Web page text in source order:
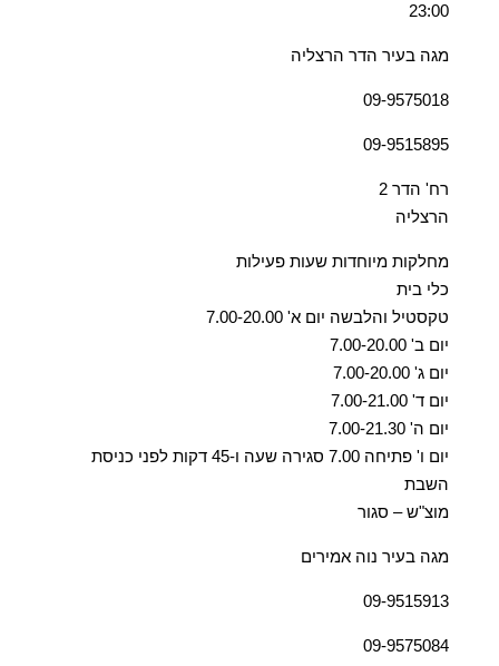
23:00
מגה בעיר הדר הרצליה
09-9575018
09-9515895
רח' הדר 2
הרצליה
מחלקות מיוחדות שעות פעילות
כלי בית
טקסטיל והלבשה יום א' 7.00-20.00
יום ב' 7.00-20.00
יום ג' 7.00-20.00
יום ד' 7.00-21.00
יום ה' 7.00-21.30
יום ו' פתיחה 7.00 סגירה שעה ו-45 דקות לפני כניסת
השבת
מוצ"ש – סגור
מגה בעיר נוה אמירים
09-9515913
09-9575084